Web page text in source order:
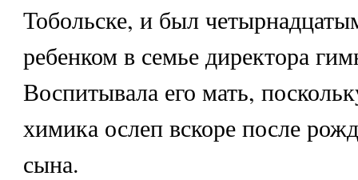
Тобольске, и был
ребенком в семье директора
Воспитывала его мать,
химика ослеп вскоре после
сына.